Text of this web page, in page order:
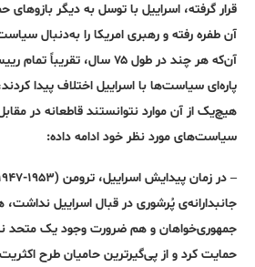
قرار گرفته، اسراییل با توسل به دیگر بازوهای
آن طفره رفته و رهبری امریکا را به‌دنبال
آن‌که هر چند در طول ۷۵ سال،
پاره‌ای سیاست‌ها با اسراییل اختلاف پیدا
هیچ‌یک از آن موارد نتوانستند قاطعانه در
سیاست‌های مورد نظر خود ادامه داده:
جانبدارانه‌ی پُرشوری در قبال اسراییل
جمهوری‌خواهان و هم ضرورت وجود یک متحد
حمایت کرد و از پی‌گیر‌ترین حامیان طرح‌